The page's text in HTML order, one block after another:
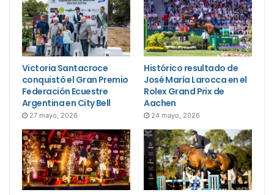
Victoria Santacroce
conquistó el Gran Premio
Federación Ecuestre
Argentina en City Bell
27 mayo, 2026
Histórico resultado de
José María Larocca en el
Rolex Grand Prix de
Aachen
24 mayo, 2026